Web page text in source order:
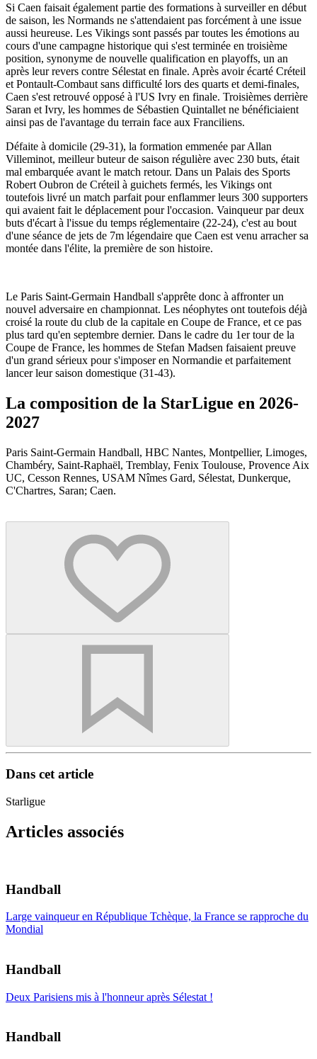
Si Caen faisait également partie des formations à surveiller en début
de saison, les Normands ne s'attendaient pas forcément à une issue
aussi heureuse. Les Vikings sont passés par toutes les émotions au
cours d'une campagne historique qui s'est terminée en troisième
position, synonyme de nouvelle qualification en playoffs, un an
après leur revers contre Sélestat en finale. Après avoir écarté Créteil
et Pontault-Combaut sans difficulté lors des quarts et demi-finales,
Caen s'est retrouvé opposé à l'US Ivry en finale. Troisièmes derrière
Saran et Ivry, les hommes de Sébastien Quintallet ne bénéficiaient
ainsi pas de l'avantage du terrain face aux Franciliens.
Défaite à domicile (29-31), la formation emmenée par Allan
Villeminot, meilleur buteur de saison régulière avec 230 buts, était
mal embarquée avant le match retour. Dans un Palais des Sports
Robert Oubron de Créteil à guichets fermés, les Vikings ont
toutefois livré un match parfait pour enflammer leurs 300 supporters
qui avaient fait le déplacement pour l'occasion. Vainqueur par deux
buts d'écart à l'issue du temps réglementaire (22-24), c'est au bout
d'une séance de jets de 7m légendaire que Caen est venu arracher sa
montée dans l'élite, la première de son histoire.
Le Paris Saint-Germain Handball s'apprête donc à affronter un
nouvel adversaire en championnat. Les néophytes ont toutefois déjà
croisé la route du club de la capitale en Coupe de France, et ce pas
plus tard qu'en septembre dernier. Dans le cadre du 1er tour de la
Coupe de France, les hommes de Stefan Madsen faisaient preuve
d'un grand sérieux pour s'imposer en Normandie et parfaitement
lancer leur saison domestique (31-43).
La composition de la StarLigue en 2026-
2027
Paris Saint-Germain Handball, HBC Nantes, Montpellier, Limoges,
Chambéry, Saint-Raphaël, Tremblay, Fenix Toulouse, Provence Aix
UC, Cesson Rennes, USAM Nîmes Gard, Sélestat, Dunkerque,
C'Chartres, Saran; Caen.
Dans cet article
Starligue
Articles associés
Handball
Large vainqueur en République Tchèque, la France se rapproche du
Mondial
Handball
Deux Parisiens mis à l'honneur après Sélestat !
Handball